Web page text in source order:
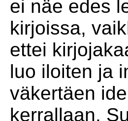
ei näe edes
kirjoissa,
ettei
luo iloiten ja
väkertäen
kerrallaan.